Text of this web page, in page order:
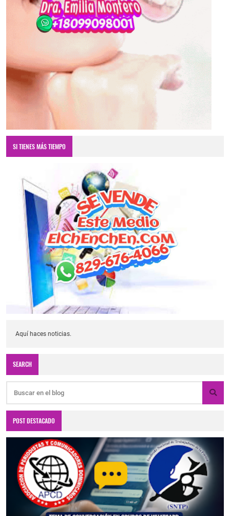
SI TIENES MÁS TIEMPO
Aquí haces noticias.
SEARCH
POST DESTACADO